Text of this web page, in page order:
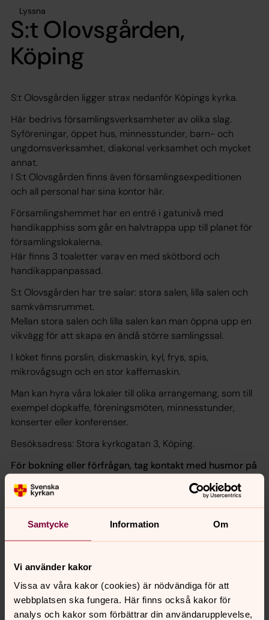
Samtycke Information Om
Vi använder kakor
Vissa av våra kakor (cookies) är nödvändiga för att
webbplatsen ska fungera. Här finns också kakor för
analys och kakor som förbättrar din användarupplevelse,
Lyssna
S:t Olovsgården,
Köping
S:t Olovsgården ligger strax nedanför Köpings kyrka.
Här bedrivs församlingsverksamheter av olika slag.
Syföreningar, öppet hus, minnesstunder, barn- och
ungdomsverksamhet, diakonal verksamhet och mycket
annat.
I S:t Olovsgården finns även församlingsexpeditionen
och all personal har sina kontor här.
Församlingshemmet har en entré i gatunivå med
handikapphiss som går en halvtrappa upp till planet för
församlingslokalerna.
Här finns 3 toaletter varav en med skötbord och
handikappanpassad.
S:t Olovsgården har tre salar: stora salen, lilla salen och
samkvämsrummet.
Mellan stora salen och lilla salen kan man öppna upp en
vikvägg för att skapa en ändå större samlingssal.
I köket finns porslin, diskmaskin, kyl, frys, spis,
mikrovågsugn och en stor kaffemaskin.
Man kan hyra våra lokaler till olika arrangemang, som till
exempel dopkaffe, föreningsmöten, minnesstunder,
konserter eller konferenser.
Besöksadress: Stora kyrkogatan 3, Köping.
För bokning eller förfrågan, tag kontakt med husmor på
koping.servicegruppen@svenskakyrkan.se
Karta med koordinater på Google
fönster).